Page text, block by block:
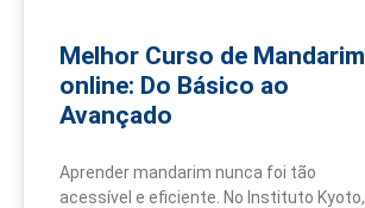
Melhor Curso de Mandarim
online: Do Básico ao
Avançado
Aprender mandarim nunca foi tão
acessível e eficiente. No Instituto Kyoto,